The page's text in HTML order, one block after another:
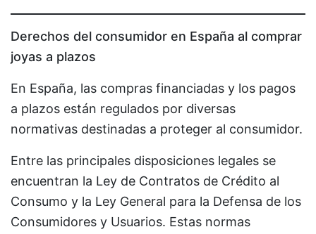
Derechos del consumidor en España al comprar
joyas a plazos
En España, las compras financiadas y los pagos
a plazos están regulados por diversas
normativas destinadas a proteger al consumidor.
Entre las principales disposiciones legales se
encuentran la Ley de Contratos de Crédito al
Consumo y la Ley General para la Defensa de los
Consumidores y Usuarios. Estas normas